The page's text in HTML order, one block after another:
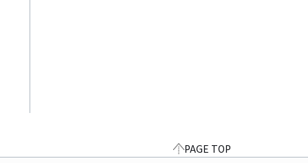
PAGE TOP